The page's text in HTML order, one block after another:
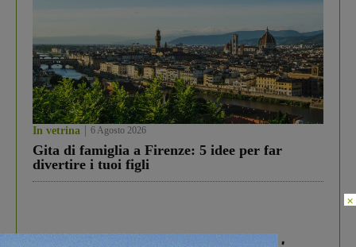
In vetrina 6 Agosto 2026
Gita di famiglia a Firenze: 5 idee per far
divertire i tuoi figli
×